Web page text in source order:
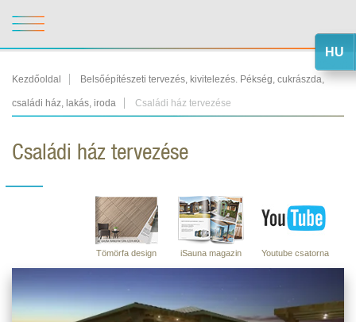
Kezdőoldal Belsőépítészeti tervezés, kivitelezés. Pékség, cukrászda,
családi ház, lakás, iroda Családi ház tervezése
Családi ház tervezése
Youtube csatorna
iSauna magazin
Tömörfa design
HU